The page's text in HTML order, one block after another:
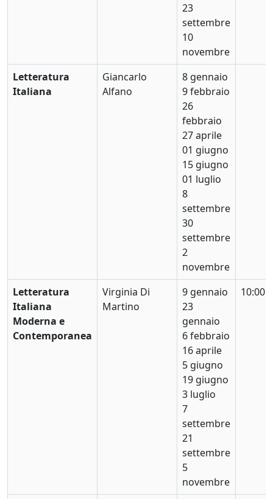
23
settembre
10
novembre
Letteratura
Italiana
Giancarlo
Alfano
8 gennaio
9 febbraio
26
febbraio
27 aprile
01 giugno
15 giugno
01 luglio
8
settembre
30
settembre
2
novembre
Letteratura
Italiana
Moderna e
Contemporanea
Virginia Di
Martino
9 gennaio
23
gennaio
6 febbraio
16 aprile
5 giugno
19 giugno
3 luglio
7
settembre
21
settembre
5
novembre
10:00